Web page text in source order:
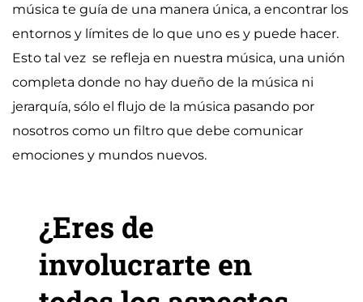
música te guía de una manera única, a encontrar los
entornos y límites de lo que uno es y puede hacer.
Esto tal vez se refleja en nuestra música, una unión
completa donde no hay dueño de la música ni
jerarquía, sólo el flujo de la música pasando por
nosotros como un filtro que debe comunicar
emociones y mundos nuevos.
¿Eres de
involucrarte en